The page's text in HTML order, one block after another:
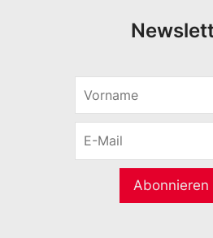
r
m
M
Abonnieren